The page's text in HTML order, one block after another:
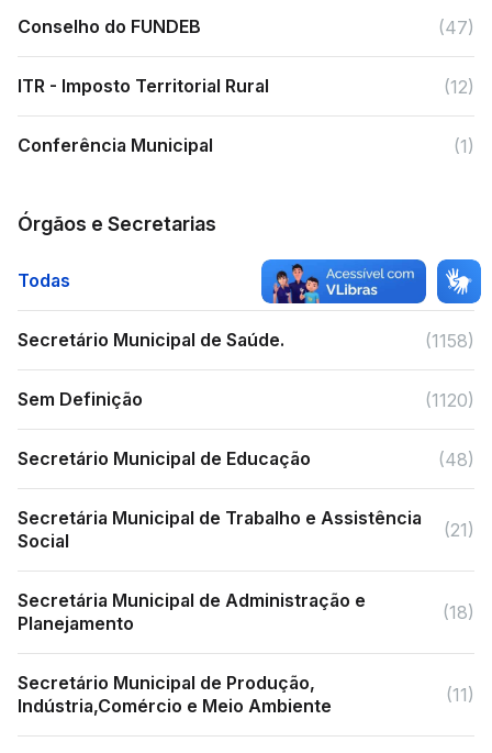
Conselho do FUNDEB (47)
ITR - Imposto Territorial Rural (12)
Conferência Municipal (1)
Órgãos e Secretarias
Todas
Secretário Municipal de Saúde. (1158)
Sem Definição (1120)
Secretário Municipal de Educação (48)
Secretária Municipal de Trabalho e Assistência
Social
(21)
Secretária Municipal de Administração e
Planejamento
(18)
Secretário Municipal de Produção,
Indústria,Comércio e Meio Ambiente
(11)